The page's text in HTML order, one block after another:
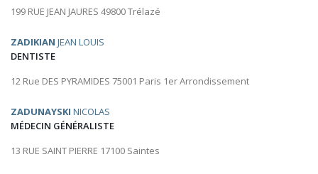
199 RUE JEAN JAURES 49800 Trélazé
ZADIKIAN JEAN LOUIS
DENTISTE
12 Rue DES PYRAMIDES 75001 Paris 1er Arrondissement
ZADUNAYSKI NICOLAS
MÉDECIN GÉNÉRALISTE
13 RUE SAINT PIERRE 17100 Saintes